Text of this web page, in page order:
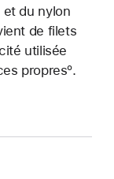
du nylon
de filets
utilisée
propresº.